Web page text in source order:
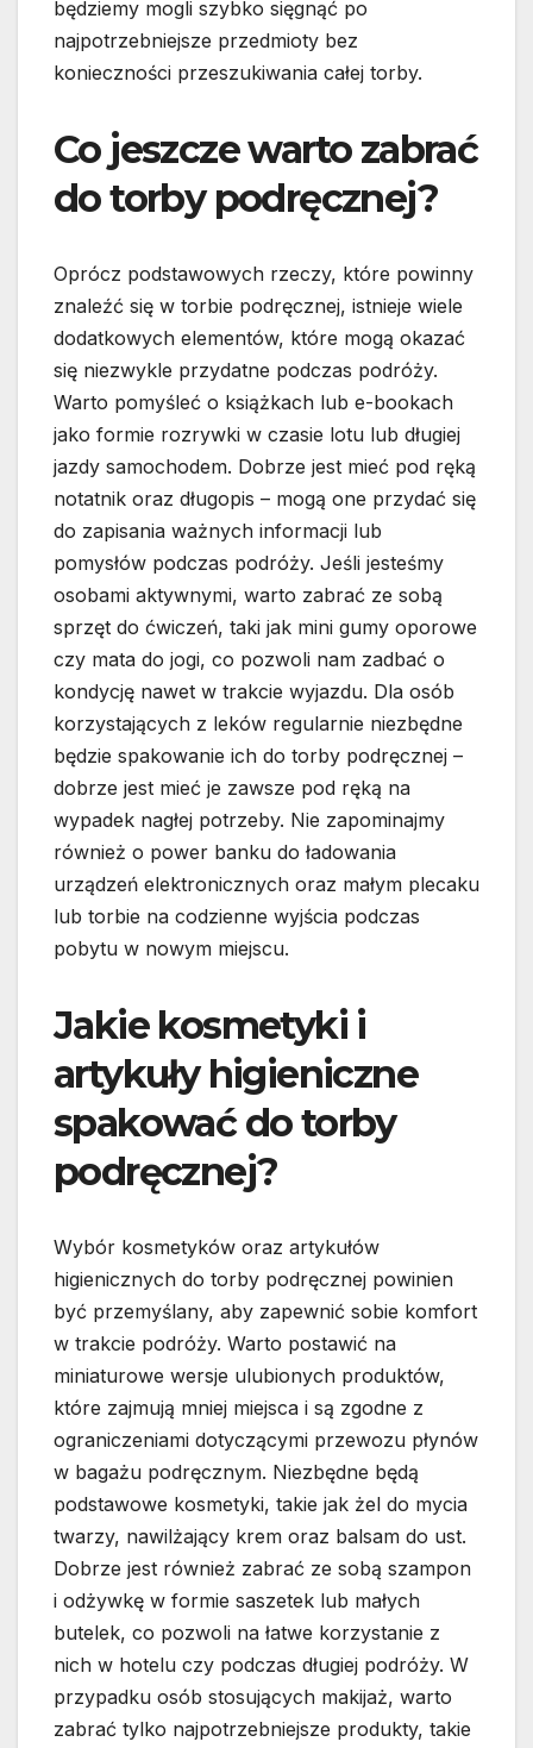
będziemy mogli szybko sięgnąć po
najpotrzebniejsze przedmioty bez
konieczności przeszukiwania całej torby.
Co jeszcze warto zabrać
do torby podręcznej?
Oprócz podstawowych rzeczy, które powinny
znaleźć się w torbie podręcznej, istnieje wiele
dodatkowych elementów, które mogą okazać
się niezwykle przydatne podczas podróży.
Warto pomyśleć o książkach lub e-bookach
jako formie rozrywki w czasie lotu lub długiej
jazdy samochodem. Dobrze jest mieć pod ręką
notatnik oraz długopis – mogą one przydać się
do zapisania ważnych informacji lub
pomysłów podczas podróży. Jeśli jesteśmy
osobami aktywnymi, warto zabrać ze sobą
sprzęt do ćwiczeń, taki jak mini gumy oporowe
czy mata do jogi, co pozwoli nam zadbać o
kondycję nawet w trakcie wyjazdu. Dla osób
korzystających z leków regularnie niezbędne
będzie spakowanie ich do torby podręcznej –
dobrze jest mieć je zawsze pod ręką na
wypadek nagłej potrzeby. Nie zapominajmy
również o power banku do ładowania
urządzeń elektronicznych oraz małym plecaku
lub torbie na codzienne wyjścia podczas
pobytu w nowym miejscu.
Jakie kosmetyki i
artykuły higieniczne
spakować do torby
podręcznej?
Wybór kosmetyków oraz artykułów
higienicznych do torby podręcznej powinien
być przemyślany, aby zapewnić sobie komfort
w trakcie podróży. Warto postawić na
miniaturowe wersje ulubionych produktów,
które zajmują mniej miejsca i są zgodne z
ograniczeniami dotyczącymi przewozu płynów
w bagażu podręcznym. Niezbędne będą
podstawowe kosmetyki, takie jak żel do mycia
twarzy, nawilżający krem oraz balsam do ust.
Dobrze jest również zabrać ze sobą szampon
i odżywkę w formie saszetek lub małych
butelek, co pozwoli na łatwe korzystanie z
nich w hotelu czy podczas długiej podróży. W
przypadku osób stosujących makijaż, warto
zabrać tylko najpotrzebniejsze produkty, takie